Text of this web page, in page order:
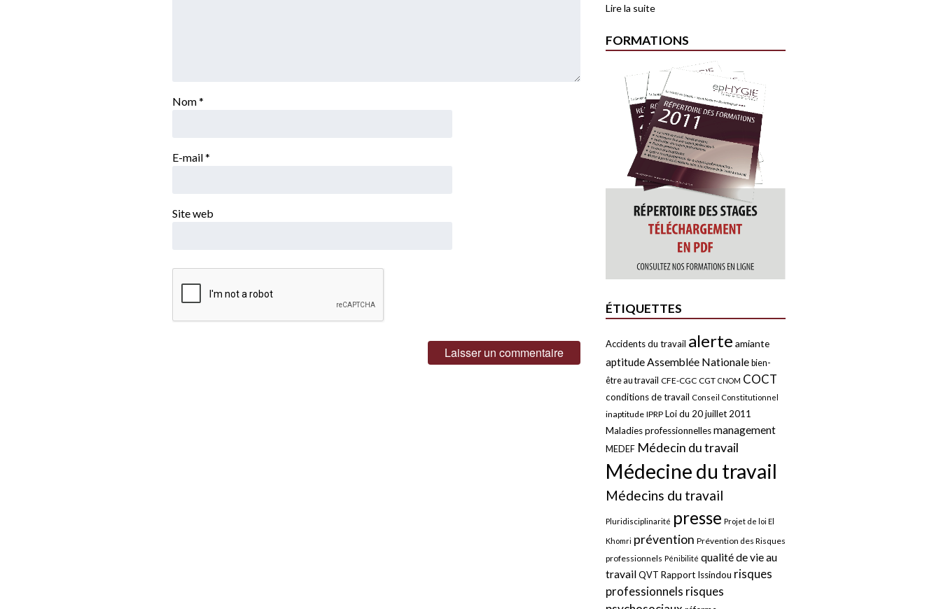
Nom*
E-mail*
Site web
Lire la suite
FORMATIONS
ÉTIQUETTES
Accidents du travail alerte amiante
aptitudeAssemblée Nationale bien-
être au travail CFE-CGC CGT CNOM COCT
conditions de travail Conseil Constitutionnel
inaptitude IPRP Loi du 20 juillet 2011
Maladies professionnellesmanagement
MEDEF Médecin du travail
Médecine du travail
Médecins du travail
Pluridisciplinarité presse Projet de loi El
Khomri prévention Prévention des Risques
professionnels Pénibilité qualité de vie au
travailQVT Rapport Issindou risques
professionnels risques